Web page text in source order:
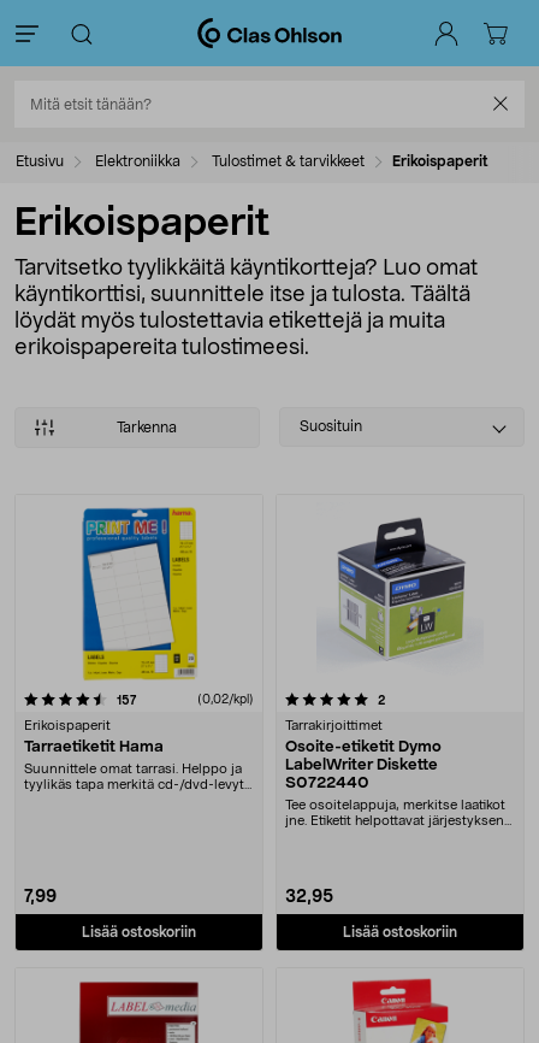
Etusivu Elektroniikka Tulostimet & tarvikkeet Erikoispaperit
Erikoispaperit
Tarvitsetko tyylikkäitä käyntikortteja? Luo omat
käyntikorttisi, suunnittele itse ja tulosta. Täältä
löydät myös tulostettavia etikettejä ja muita
erikoispapereita tulostimeesi.
Tarkenna
Select
Suosituin
Tuotteet
157arvostelut (0,02/kpl)
Erikoispaperit
Tarraetiketit Hama
Suunnittele omat tarrasi. Helppo ja
tyylikäs tapa merkitä cd-/dvd-levyt,
7,99
Lisää ostoskoriin
5.0 viidestä tähdestä 2arvostelut
Tarrakirjoittimet
Osoite-etiketit Dymo
LabelWriter Diskette
S0722440
Tee osoitelappuja, merkitse laatikot
jne. Etiketit helpottavat järjestyksen
32,95
Lisää ostoskoriin